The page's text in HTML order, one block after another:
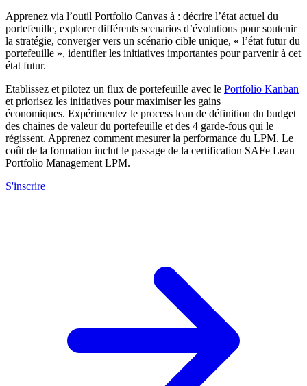
Apprenez via l’outil Portfolio Canvas à : décrire l’état actuel du
portefeuille, explorer différents scenarios d’évolutions pour soutenir
la stratégie, converger vers un scénario cible unique, « l’état futur du
portefeuille », identifier les initiatives importantes pour parvenir à cet
état futur.
Etablissez et pilotez un flux de portefeuille avec le Portfolio Kanban
et priorisez les initiatives pour maximiser les gains
économiques. Expérimentez le process lean de définition du budget
des chaines de valeur du portefeuille et des 4 garde-fous qui le
régissent. Apprenez comment mesurer la performance du LPM. Le
coût de la formation inclut le passage de la certification SAFe Lean
Portfolio Management LPM.
S'inscrire